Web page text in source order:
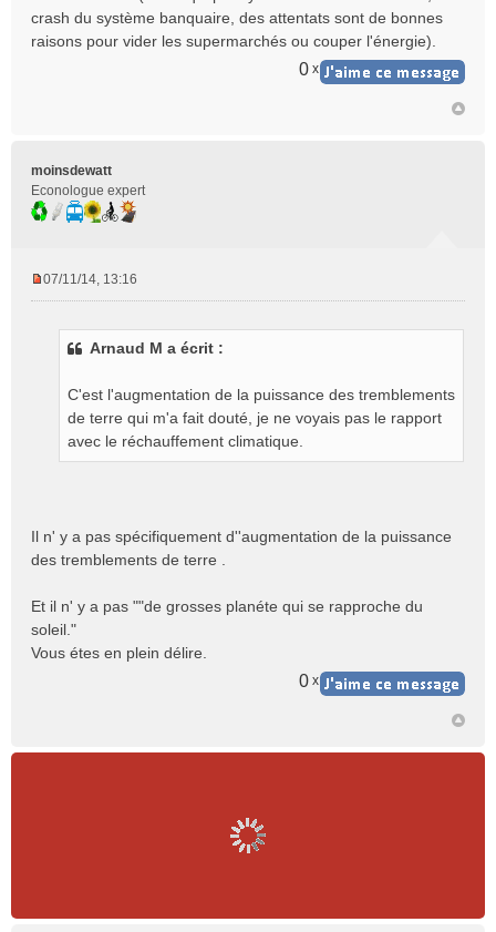
crash du système banquaire, des attentats sont de bonnes
raisons pour vider les supermarchés ou couper l'énergie).
0 x
moinsdewatt
Econologue expert
07/11/14, 13:16
Arnaud M a écrit :
C'est l'augmentation de la puissance des tremblements
de terre qui m'a fait douté, je ne voyais pas le rapport
avec le réchauffement climatique.
Il n' y a pas spécifiquement d''augmentation de la puissance
des tremblements de terre .
Et il n' y a pas ""de grosses planéte qui se rapproche du
soleil."
Vous étes en plein délire.
0 x